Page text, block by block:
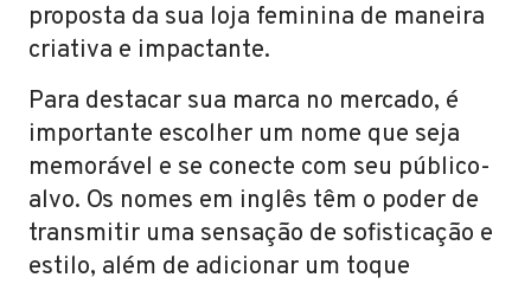
proposta da sua loja feminina de maneira
criativa e impactante.
Para destacar sua marca no mercado, é
importante escolher um nome que seja
memorável e se conecte com seu público-
alvo. Os nomes em inglês têm o poder de
transmitir uma sensação de sofisticação e
estilo, além de adicionar um toque